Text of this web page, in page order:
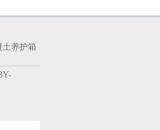
土养护箱